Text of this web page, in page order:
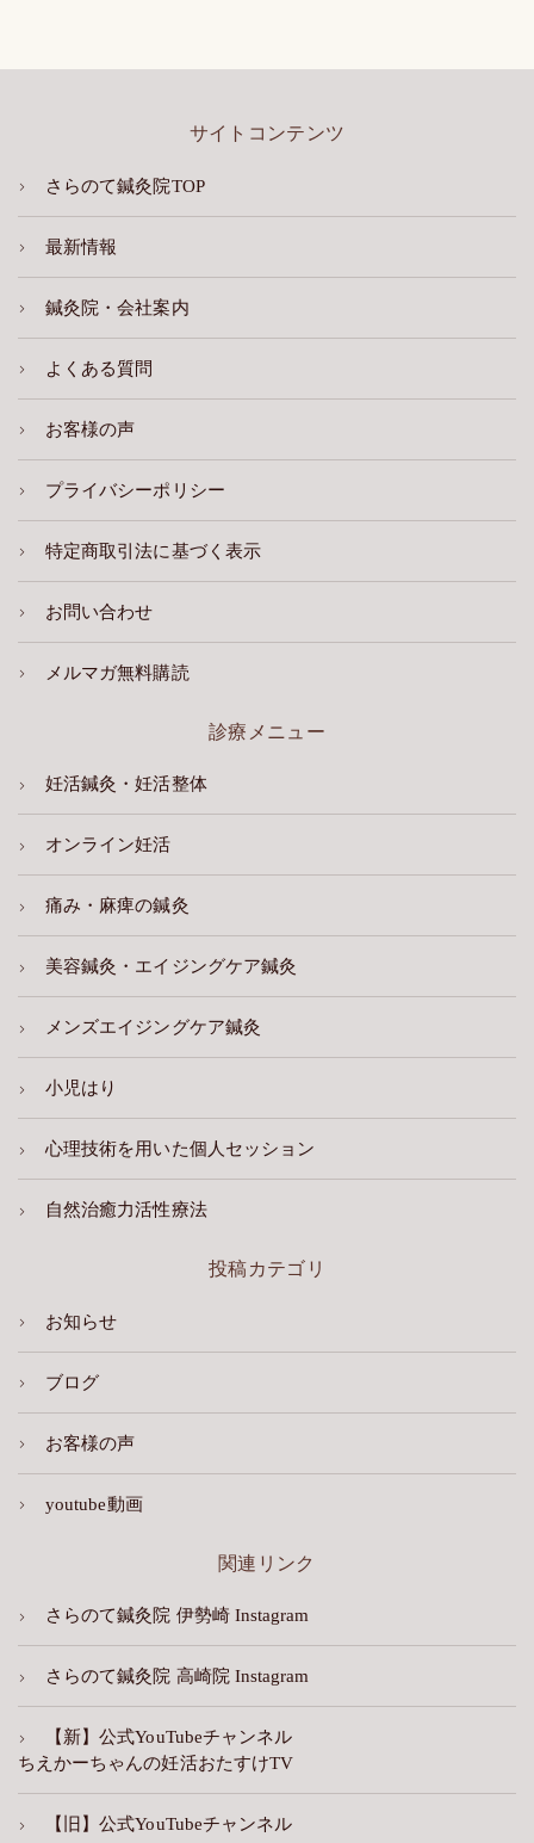
サイトコンテンツ
さらのて鍼灸院TOP
最新情報
鍼灸院・会社案内
よくある質問
お客様の声
プライバシーポリシー
特定商取引法に基づく表示
お問い合わせ
メルマガ無料購読
診療メニュー
妊活鍼灸・妊活整体
オンライン妊活
痛み・麻痺の鍼灸
美容鍼灸・エイジングケア鍼灸
メンズエイジングケア鍼灸
小児はり
心理技術を用いた個人セッション
自然治癒力活性療法
投稿カテゴリ
お知らせ
ブログ
お客様の声
youtube動画
関連リンク
さらのて鍼灸院 伊勢崎 Instagram
さらのて鍼灸院 高崎院 Instagram
【新】公式YouTubeチャンネル
ちえかーちゃんの妊活おたすけTV
【旧】公式YouTubeチャンネル